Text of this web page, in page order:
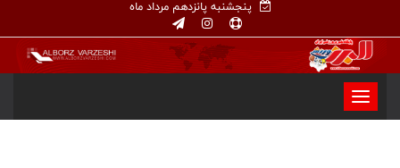
پنجشنبه پانزدهم مرداد ماه